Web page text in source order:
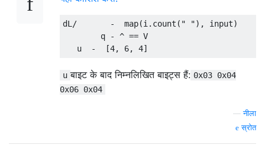
dL/       -  map(i.count(" "), input)
        q - ^ == V
u बाइट के बाद निम्नलिखित बाइट्स हैं: 0x03 0x04
0x06 0x04
—नीला
स्रोत